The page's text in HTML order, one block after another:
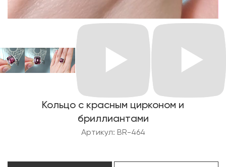
Кольцо с красным цирконом и
бриллиантами
Артикул: BR-464